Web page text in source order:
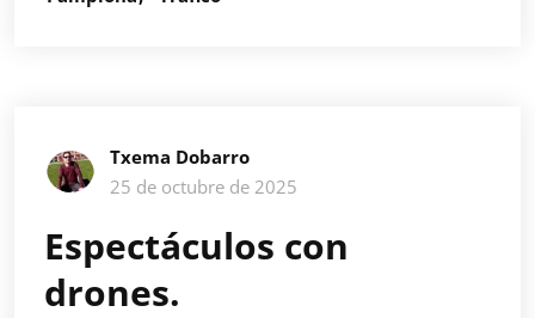
Txema Dobarro
25 de octubre de 2025
Espectáculos con
drones.